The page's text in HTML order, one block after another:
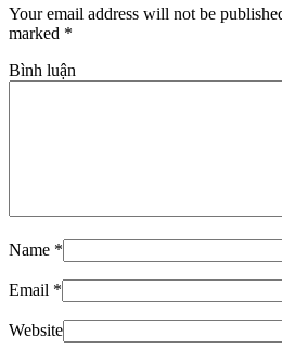
Your email address will not be
marked *
Bình luận
Name *
Email *
Website